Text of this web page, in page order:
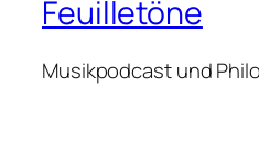
Feuilletöne
Musikpodcast und